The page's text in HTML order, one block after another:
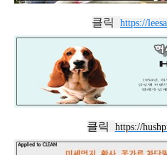
클릭 https://
클릭 https://